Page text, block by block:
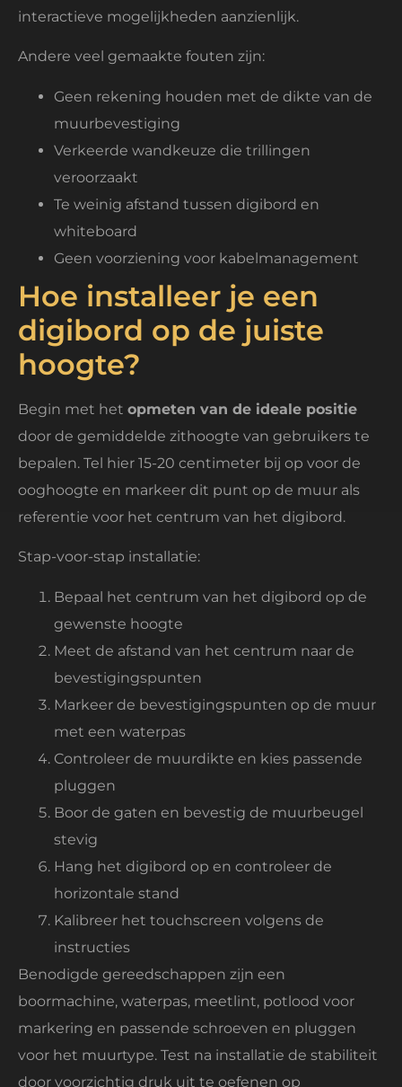
interactieve mogelijkheden aanzienlijk.
Andere veel gemaakte fouten zijn:
Geen rekening houden met de dikte van de
muurbevestiging
Verkeerde wandkeuze die trillingen
veroorzaakt
Te weinig afstand tussen digibord en
whiteboard
Geen voorziening voor kabelmanagement
Hoe installeer je een
digibord op de juiste
hoogte?
Begin met het opmeten van de ideale positie
door de gemiddelde zithoogte van gebruikers te
bepalen. Tel hier 15-20 centimeter bij op voor de
ooghoogte en markeer dit punt op de muur als
referentie voor het centrum van het digibord.
Stap-voor-stap installatie:
Bepaal het centrum van het digibord op de
gewenste hoogte
Meet de afstand van het centrum naar de
bevestigingspunten
Markeer de bevestigingspunten op de muur
met een waterpas
Controleer de muurdikte en kies passende
pluggen
Boor de gaten en bevestig de muurbeugel
stevig
Hang het digibord op en controleer de
horizontale stand
Kalibreer het touchscreen volgens de
instructies
Benodigde gereedschappen zijn een
boormachine, waterpas, meetlint, potlood voor
markering en passende schroeven en pluggen
voor het muurtype. Test na installatie de stabiliteit
door voorzichtig druk uit te oefenen op